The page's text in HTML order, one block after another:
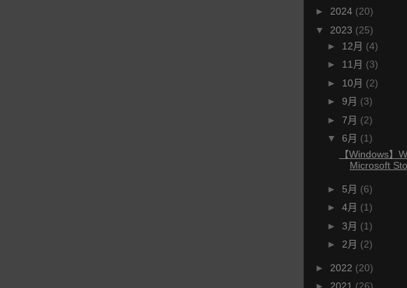
► 2024 (20)
▼ 2023 (25)
► 12月 (4)
► 11月 (3)
► 10月 (2)
► 9月 (3)
► 7月 (2)
▼ 6月 (1)
【Windows】
Microsoft
► 5月 (6)
► 4月 (1)
► 3月 (1)
► 2月 (2)
► 2022 (20)